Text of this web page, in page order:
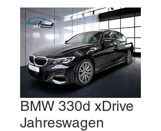
BMW 330d xDrive
Jahreswagen